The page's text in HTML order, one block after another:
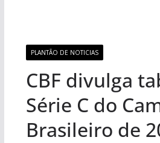
PLANTÃO DE NOTICIAS
CBF divulga
Série C do
Brasileiro de